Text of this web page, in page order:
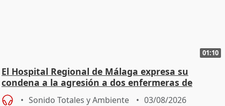
01:10
El Hospital Regional de Málaga expresa su
condena a la agresión a dos enfermeras de
Urgencias
Sonido Totales y Ambiente 03/08/2026